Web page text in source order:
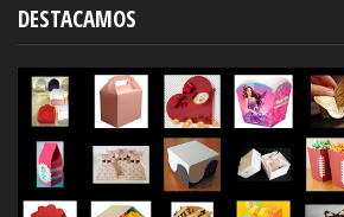
DESTACAMOS